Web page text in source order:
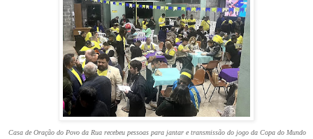
Casa de Oração do Povo da Rua recebeu pessoas para jantar e transmissão do jogo da Copa do Mundo